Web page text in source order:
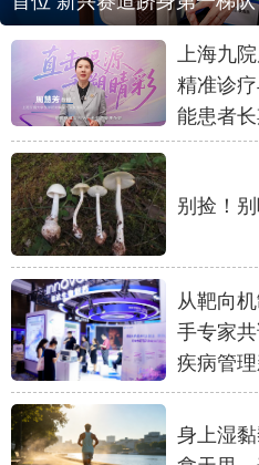
访谈 视频
法律 中央文件
食品 人居
学术中国 乡村振兴
城市 旅游
彩票
公益 一带一路
文化产业
地方频道
上海九
精准诊
能患者
别捡！
从靶向
手专家
疾病管
身上湿